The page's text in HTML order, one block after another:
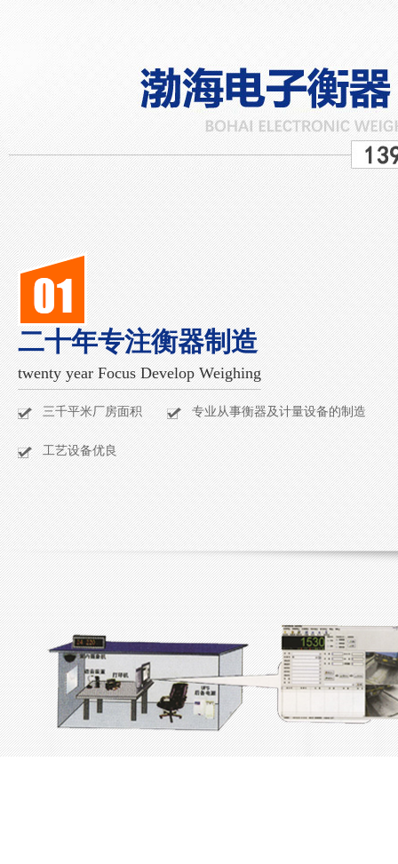
二十年专注衡器制造
twenty year Focus Develop Weighing
三千平米厂房面积 专业从事衡器及计量设备的制造
工艺设备优良